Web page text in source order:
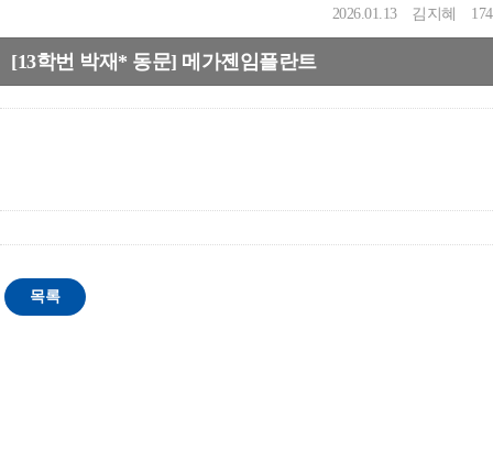
2026.01.13 김지혜 174
[13학번 박재* 동문] 메가젠임플란트